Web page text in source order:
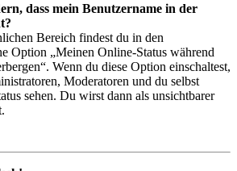
dass mein Benutzername in der
Bereich findest du in den
Option „Meinen Online-Status während
Wenn du diese Option einschaltest,
Moderatoren und du selbst
sehen. Du wirst dann als unsichtbarer